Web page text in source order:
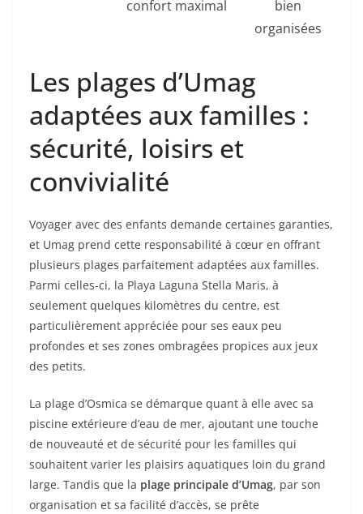
confort maximal
bien
organisées
Les plages d’Umag
adaptées aux familles :
sécurité, loisirs et
convivialité
Voyager avec des enfants demande certaines garanties,
et Umag prend cette responsabilité à cœur en offrant
plusieurs plages parfaitement adaptées aux familles.
Parmi celles-ci, la Playa Laguna Stella Maris, à
seulement quelques kilomètres du centre, est
particulièrement appréciée pour ses eaux peu
profondes et ses zones ombragées propices aux jeux
des petits.
La plage d’Osmica se démarque quant à elle avec sa
piscine extérieure d’eau de mer, ajoutant une touche
de nouveauté et de sécurité pour les familles qui
souhaitent varier les plaisirs aquatiques loin du grand
large. Tandis que la plage principale d’Umag, par son
organisation et sa facilité d’accès, se prête